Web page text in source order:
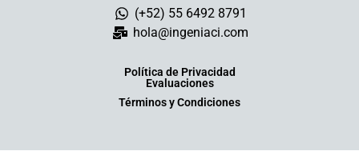
(+52) 55 6492 8791
hola@ingeniaci.com
Política de Privacidad
Evaluaciones
Términos y Condiciones